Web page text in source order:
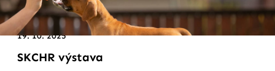
19. 10. 2025
SKCHR výstava